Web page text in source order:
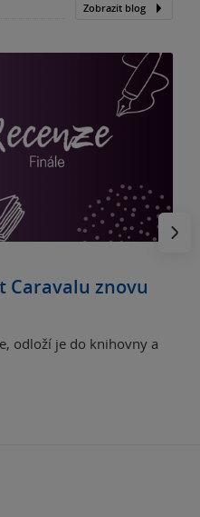
Zobrazit blog
Caravalu znovu
odloží je do knihovny a